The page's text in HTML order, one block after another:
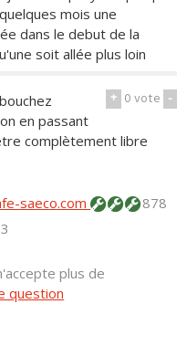
mois une
dans le debut de la
soit allée plus loin
+ 0vote -
en passant
complètement libre
saeco.com
878
plus de
question